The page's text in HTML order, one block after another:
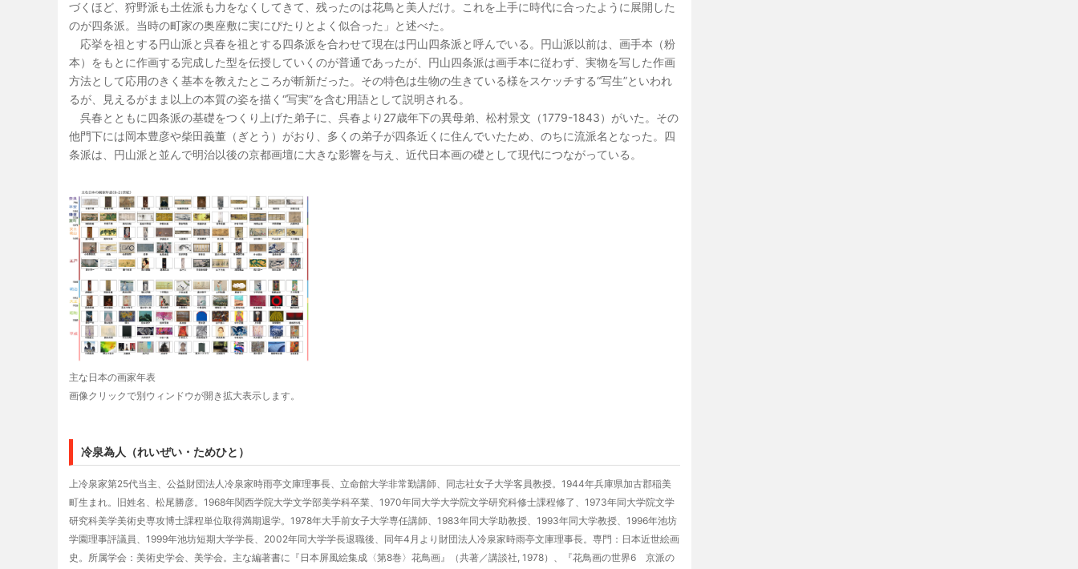
づくほど、狩野派も土佐派も力をなくしてきて、残ったのは花鳥と美人だけ。これを上手に時代に合ったように展開した
のが四条派。当時の町家の奥座敷に実にぴたりとよく似合った」と述べた。
応挙を祖とする円山派と呉春を祖とする四条派を合わせて現在は円山四条派と呼んでいる。円山派以前は、画手本（粉
本）をもとに作画する完成した型を伝授していくのが普通であったが、円山四条派は画手本に従わず、実物を写した作画
方法として応用のきく基本を教えたところが斬新だった。その特色は生物の生きている様をスケッチする“写生”といわれ
るが、見えるがまま以上の本質の姿を描く“写実”を含む用語として説明される。
呉春とともに四条派の基礎をつくり上げた弟子に、呉春より27歳年下の異母弟、松村景文（1779-1843）がいた。その
他門下には岡本豊彦や柴田義董（ぎとう）がおり、多くの弟子が四条近くに住んでいたため、のちに流派名となった。四
条派は、円山派と並んで明治以後の京都画壇に大きな影響を与え、近代日本画の礎として現代につながっている。
主な日本の画家年表
画像クリックで別ウィンドウが開き拡大表示します。
冷泉為人（れいぜい・ためひと）
上冷泉家第25代当主、公益財団法人冷泉家時雨亭文庫理事長、立命館大学非常勤講師、同志社女子大学客員教授。1944年兵庫県加古郡稲美
町生まれ。旧姓名、松尾勝彦。1968年関西学院大学文学部美学科卒業、1970年同大学大学院文学研究科修士課程修了、1973年同大学院文学
研究科美学美術史専攻博士課程単位取得満期退学。1978年大手前女子大学専任講師、1983年同大学助教授、1993年同大学教授、1996年池坊
学園理事評議員、1999年池坊短期大学学長、2002年同大学学長退職後、同年4月より財団法人冷泉家時雨亭文庫理事長。専門：日本近世絵画
史。所属学会：美術史学会、美学会。主な編著書に『日本屏風絵集成〈第8巻〉花鳥画』（共著／講談社, 1978）、『花鳥画の世界6 京派の